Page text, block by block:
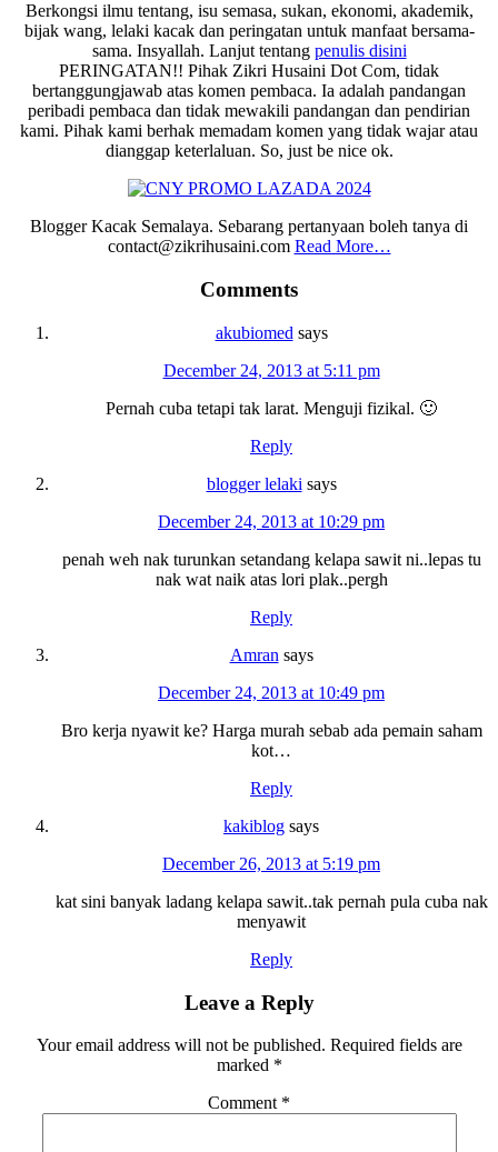
Berkongsi ilmu tentang, isu semasa, sukan, ekonomi, akademik,
bijak wang, lelaki kacak dan peringatan untuk manfaat bersama-
sama. Insyallah. Lanjut tentang penulis disini
PERINGATAN!! Pihak Zikri Husaini Dot Com, tidak
bertanggungjawab atas komen pembaca. Ia adalah pandangan
peribadi pembaca dan tidak mewakili pandangan dan pendirian
kami. Pihak kami berhak memadam komen yang tidak wajar atau
dianggap keterlaluan. So, just be nice ok.
Blogger Kacak Semalaya. Sebarang pertanyaan boleh tanya di
contact@zikrihusaini.com Read More…
Comments
akubiomed says
December 24, 2013 at 5:11 pm
Pernah cuba tetapi tak larat. Menguji fizikal. 🙂
Reply
blogger lelaki says
December 24, 2013 at 10:29 pm
penah weh nak turunkan setandang kelapa sawit ni..lepas tu
nak wat naik atas lori plak..pergh
Reply
Amran says
December 24, 2013 at 10:49 pm
Bro kerja nyawit ke? Harga murah sebab ada pemain saham
kot…
Reply
kakiblog says
December 26, 2013 at 5:19 pm
kat sini banyak ladang kelapa sawit..tak pernah pula cuba nak
menyawit
Reply
Leave a Reply
Your email address will not be published. Required fields are
marked *
Comment *